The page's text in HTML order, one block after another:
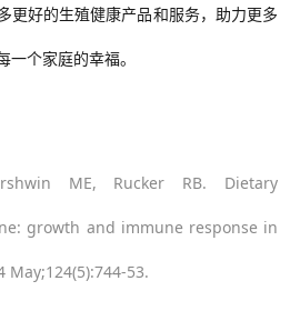
更好的生殖健康产品和服务，助力更多
个家庭的幸福。
ME, Rucker RB. Dietary
growth and immune response in
May;124(5):744-53.